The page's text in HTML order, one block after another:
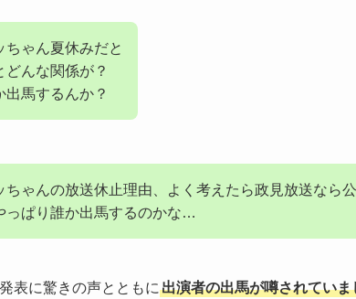
ちゃん夏休みだと
どんな関係が？
出馬するんか？
ちゃんの放送休止理由、よく考えたら政見放送なら
っぱり誰か出馬するのかな…
表に驚きの声とともに 出演者の出馬が噂されていま